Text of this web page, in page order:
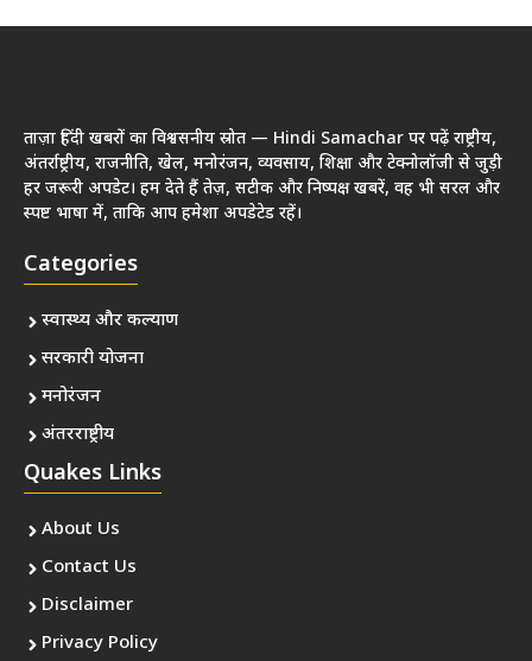
ताज़ा हिंदी खबरों का विश्वसनीय स्रोत — Hindi Samachar पर पढ़ें राष्ट्रीय,
अंतर्राष्ट्रीय, राजनीति, खेल, मनोरंजन, व्यवसाय, शिक्षा और टेक्नोलॉजी से जुड़ी
हर जरूरी अपडेट। हम देते हैं तेज़, सटीक और निष्पक्ष खबरें, वह भी सरल और
स्पष्ट भाषा में, ताकि आप हमेशा अपडेटेड रहें।
Categories
स्वास्थ्य और कल्याण
सरकारी योजना
मनोरंजन
अंतरराष्ट्रीय
Quakes Links
About Us
Contact Us
Disclaimer
Privacy Policy